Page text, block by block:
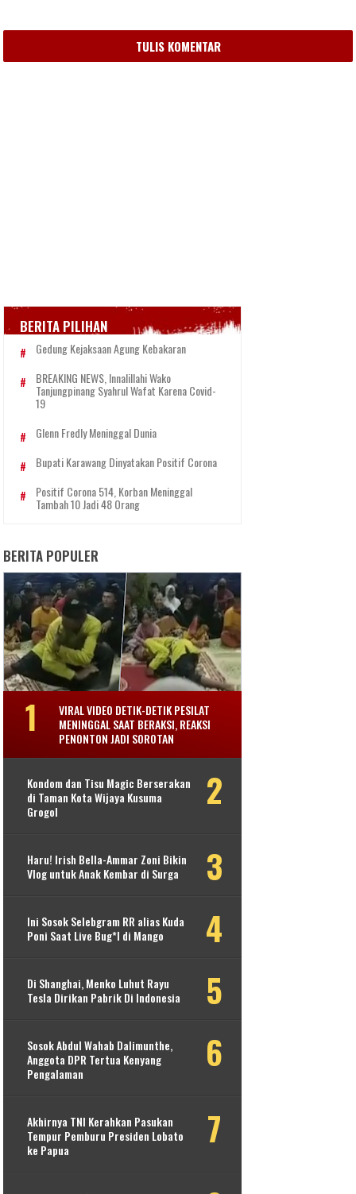
TULIS KOMENTAR
BERITA PILIHAN
Gedung Kejaksaan Agung Kebakaran
BREAKING NEWS, Innalillahi Wako
Tanjungpinang Syahrul Wafat Karena Covid-
19
Glenn Fredly Meninggal Dunia
Bupati Karawang Dinyatakan Positif Corona
Positif Corona 514, Korban Meninggal
Tambah 10 Jadi 48 Orang
BERITA POPULER
VIRAL VIDEO DETIK-DETIK PESILAT
MENINGGAL SAAT BERAKSI, REAKSI
PENONTON JADI SOROTAN
Kondom dan Tisu Magic Berserakan
di Taman Kota Wijaya Kusuma
Grogol
Haru! Irish Bella-Ammar Zoni Bikin
Vlog untuk Anak Kembar di Surga
Ini Sosok Selebgram RR alias Kuda
Poni Saat Live Bug*l di Mango
Di Shanghai, Menko Luhut Rayu
Tesla Dirikan Pabrik Di Indonesia
Sosok Abdul Wahab Dalimunthe,
Anggota DPR Tertua Kenyang
Pengalaman
Akhirnya TNI Kerahkan Pasukan
Tempur Pemburu Presiden Lobato
ke Papua